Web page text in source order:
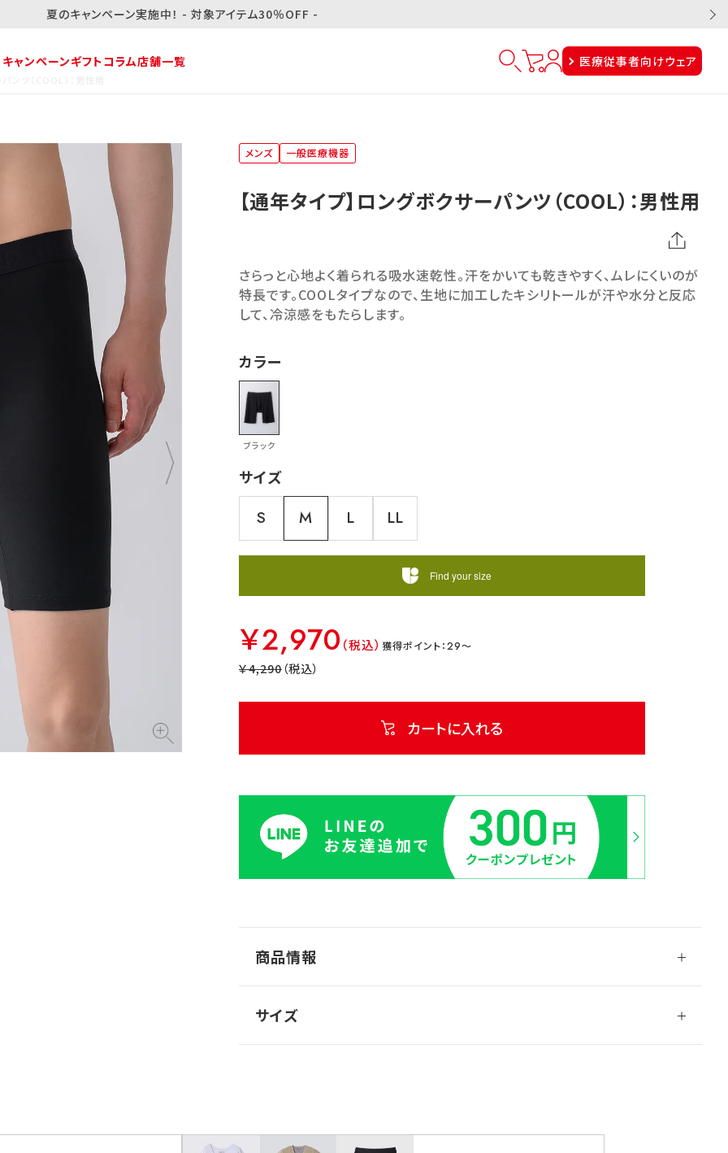
夏のキャンペーン実施中！ - 対象アイテム30％OFF -
キャンペーンギフトコラム店舗一覧 医療従事者向けウェア
メンズ 一般医療機器
【通年タイプ】ロングボクサーパンツ（COOL）：男性用
さらっと心地よく着られる吸水速乾性。汗をかいても乾きやすく、ムレにくいのが
特長です。COOLタイプなので、生地に加工したキシリトールが汗や水分と反応
して、冷涼感をもたらします。
カラー
ブラック
サイズ
S M L LL
￥2,970 29
￥4,290
カートに入れる
Find your size
商品情報
サイズ